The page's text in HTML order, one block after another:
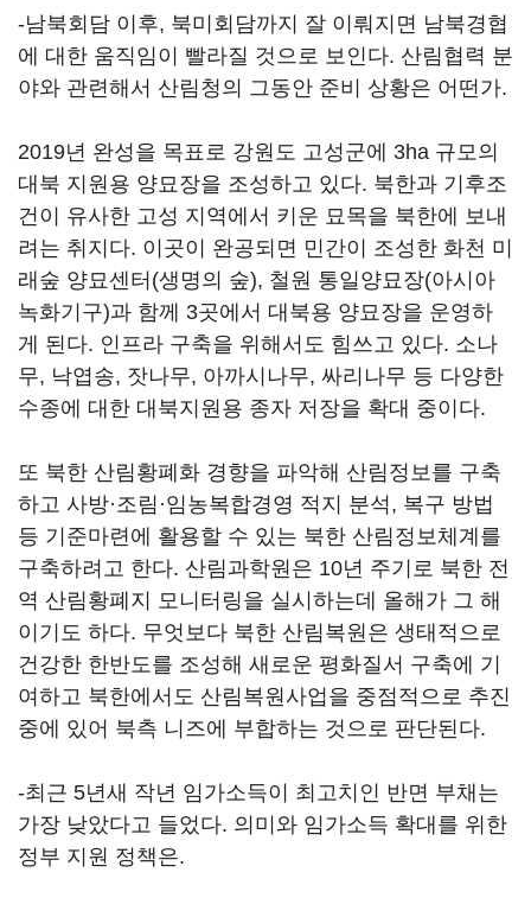
-남북회담 이후, 북미회담까지 잘 이뤄지면 남북경협
에 대한 움직임이 빨라질 것으로 보인다. 산림협력 분
야와 관련해서 산림청의 그동안 준비 상황은 어떤가.
2019년 완성을 목표로 강원도 고성군에 3ha 규모의
대북 지원용 양묘장을 조성하고 있다. 북한과 기후조
건이 유사한 고성 지역에서 키운 묘목을 북한에 보내
려는 취지다. 이곳이 완공되면 민간이 조성한 화천 미
래숲 양묘센터(생명의 숲), 철원 통일양묘장(아시아
녹화기구)과 함께 3곳에서 대북용 양묘장을 운영하
게 된다. 인프라 구축을 위해서도 힘쓰고 있다. 소나
무, 낙엽송, 잣나무, 아까시나무, 싸리나무 등 다양한
수종에 대한 대북지원용 종자 저장을 확대 중이다.
또 북한 산림황폐화 경향을 파악해 산림정보를 구축
하고 사방·조림·임농복합경영 적지 분석, 복구 방법
등 기준마련에 활용할 수 있는 북한 산림정보체계를
구축하려고 한다. 산림과학원은 10년 주기로 북한 전
역 산림황폐지 모니터링을 실시하는데 올해가 그 해
이기도 하다. 무엇보다 북한 산림복원은 생태적으로
건강한 한반도를 조성해 새로운 평화질서 구축에 기
여하고 북한에서도 산림복원사업을 중점적으로 추진
중에 있어 북측 니즈에 부합하는 것으로 판단된다.
-최근 5년새 작년 임가소득이 최고치인 반면 부채는
가장 낮았다고 들었다. 의미와 임가소득 확대를 위한
정부 지원 정책은.